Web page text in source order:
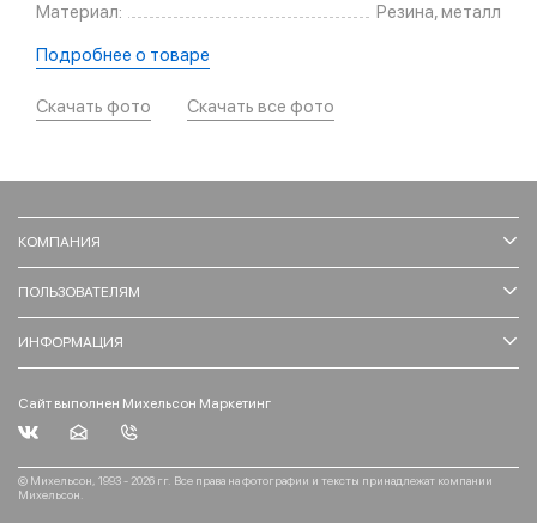
Материал:
Резина, металл
Подробнее о товаре
Скачать фото Скачать все фото
КОМПАНИЯ
ПОЛЬЗОВАТЕЛЯМ
ИНФОРМАЦИЯ
Сайт выполнен Михельсон Маркетинг
© Михельсон, 1993 - 2026 гг. Все права на фотографии и тексты принадлежат компании
Михельсон.